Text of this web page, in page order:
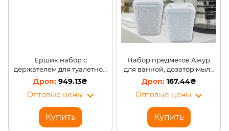
Ершик набор с
держателем для туалетной
бумаги, хром 121,05,07
949.13₴
Оптовые цены
Купить
Набор предметов Ажур
для ванной, дозатор мыла
+ стакан для зубных щеток,
белый (2339)
167.44₴
Оптовые цены
Купить